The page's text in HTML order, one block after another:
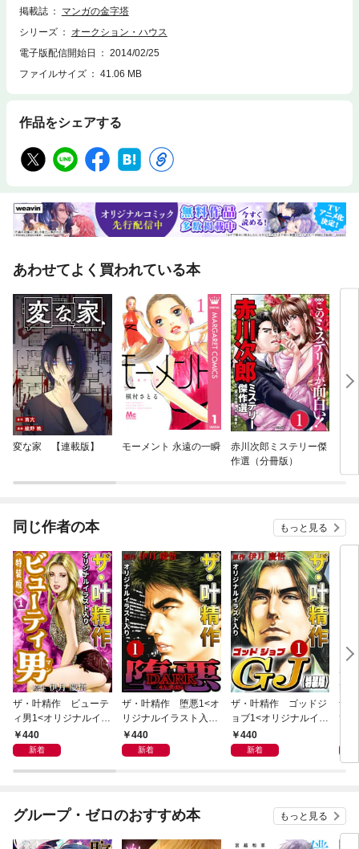
掲載誌
マンガの金字塔
シリーズ
オークション・ハウス
電子版配信開始日
2014/02/25
ファイルサイズ
41.06 MB
作品をシェアする
あわせてよく買われている本
変な家 【連載版】 モーメント 永遠の一瞬
赤川次郎ミステリー傑
作選（分冊版）
同じ作者の本 もっと見る
ザ・叶精作 ビューテ
ィ男1<オリジナルイラ
スト入り特装版>
440
新着
ザ・叶精作 堕悪1<オ
リジナルイラスト入り
特装版>
440
新着
ザ・叶精作 ゴッドジ
ョブ1<オリジナルイラ
スト入り特装版>
440
新着
ザ
て
グループ・ゼロのおすすめ本 もっと見る